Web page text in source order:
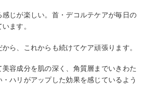
じが楽しい。首・デコルテケアが毎日の
ます。
ら、これからも続けてケア頑張ります。
容成分を肌の深く、角質層までいきわた
ハリがアップした効果を感じているよう